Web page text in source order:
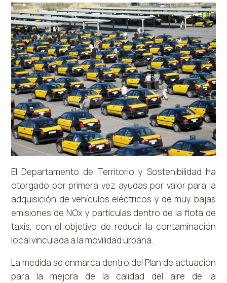
El Departamento de Territorio y Sostenibilidad ha
otorgado por primera vez ayudas por valor para la
adquisición de vehículos eléctricos y de muy bajas
emisiones de NOx y partículas dentro de la flota de
taxis, con el objetivo de reducir la contaminación
local vinculada a la movilidad urbana.
La medida se enmarca dentro del Plan de actuación
para la mejora de la calidad del aire de la